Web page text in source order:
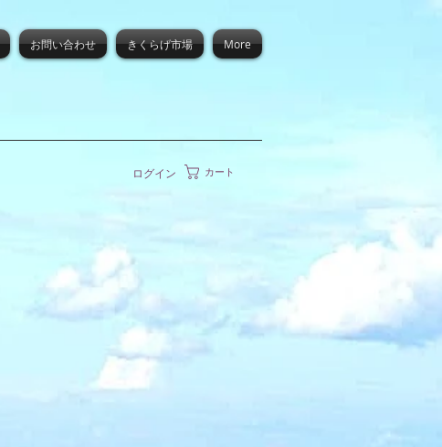
お問い合わせ きくらげ市場 More
ログイン カート